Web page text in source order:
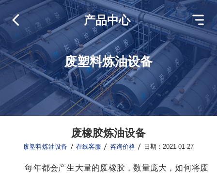
废塑料炼油设备
产品中心
废橡胶炼油设备
废塑料炼油设备 在线客服 咨询价格 日期：2021-01-27
每年都会产生大量的废橡胶，数量庞大，如何将废